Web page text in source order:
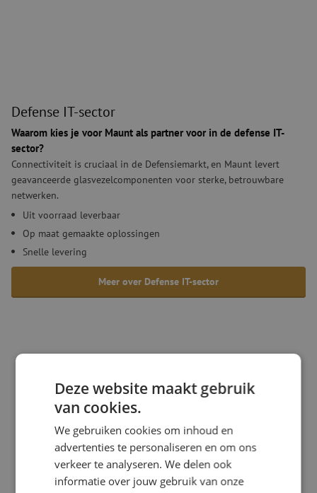
Defense IT-sector
Waarom kies je voor Maunt als partner voor in de defense IT-
sector?
Connectiviteit is cruciaal in de Defensiemarkt, en Maunt levert
geavanceerde glasvezelcomponenten voor sterke, betrouwbare
netwerken.
Uit voorraad leverbaar
Op maat gemaakte oplossingen
Snelle levering
Meer over Defense IT-sector
Defense operations
Deze website maakt gebruik
van cookies.
We gebruiken cookies om inhoud en
advertenties te personaliseren en om ons
verkeer te analyseren. We delen ook
informatie over jouw gebruik van onze